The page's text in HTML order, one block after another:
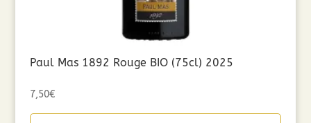
Paul Mas 1892 Rouge BIO (75cl) 2025
7,50€